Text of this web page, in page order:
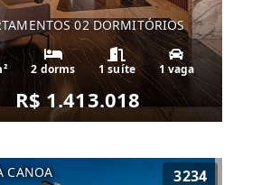
02 DORMITÓRIOS
2 dorms 1 suíte 1 vaga
R$ 1.413.018
CANOA 3234